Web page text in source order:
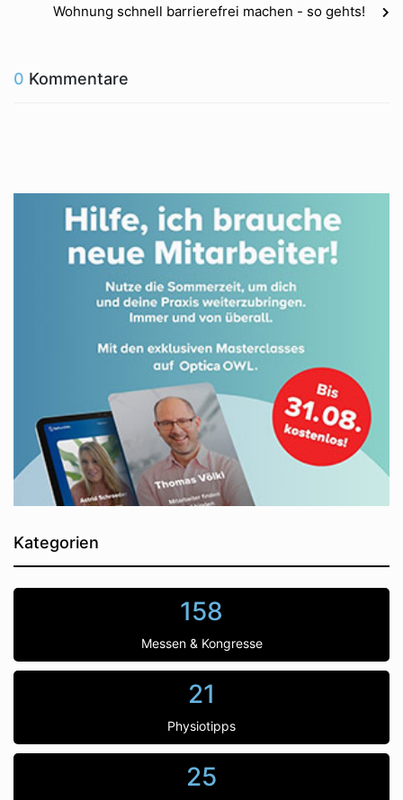
Wohnung schnell barrierefrei machen - so gehts!
0 Kommentare
Kategorien
158
Messen & Kongresse
21
Physiotipps
25